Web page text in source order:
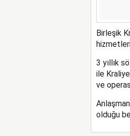
Birleşik
3 yıllık
ile
ve
olduğu